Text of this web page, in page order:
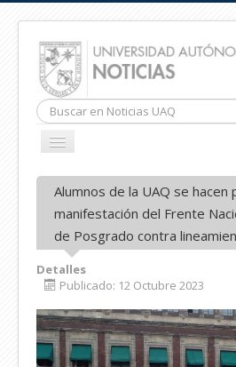
Buscar...
CAMBIAR
INICIO
Alumnos de la UAQ se
manifestación del Frente
de Posgrado contra
Detalles
Publicado: 12 Octubre 2023